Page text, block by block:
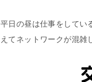
平日の昼は仕事をしてい
えてネットワークが混雑